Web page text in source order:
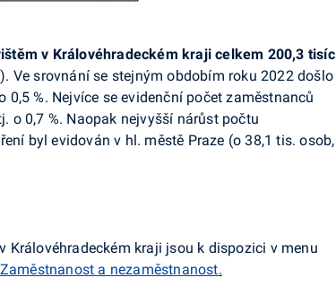
v Královéhradeckém kraji celkem 200,3 tisíc
Ve srovnání se stejným obdobím roku 2022 došlo
%. Nejvíce se evidenční počet zaměstnanců
o 0,7 %. Naopak nejvyšší nárůst počtu
byl evidován v hl. městě Praze (o 38,1 tis. osob,
kraji jsou k dispozici v menu
Zaměstnanost a nezaměstnanost.